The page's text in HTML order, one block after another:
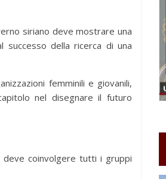
siriano deve mostrare una
della ricerca di una
femminili e giovanili,
nel disegnare il futuro
deve coinvolgere tutti i gruppi